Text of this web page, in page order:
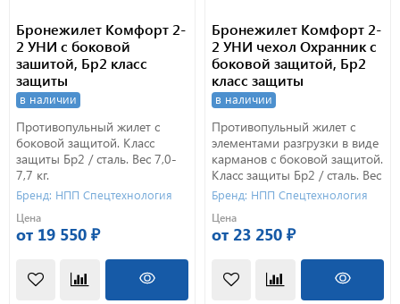
Бронежилет Комфорт 2-
2 УНИ с боковой
зашитой, Бр2 класс
защиты
в наличии
Противопульный жилет с
боковой защитой. Класс
защиты Бр2 / сталь. Вес 7,0-
7,7 кг.
Бренд: НПП Спецтехнология
Цена
от 19 550 ₽
Бронежилет Комфорт 2-
2 УНИ чехол Охранник с
боковой защитой, Бр2
класс защиты
в наличии
Противопульный жилет с
элементами разгрузки в виде
карманов с боковой защитой.
Класс защиты Бр2 / сталь. Вес
7,1-7,9 кг.
Бренд: НПП Спецтехнология
Цена
от 23 250 ₽